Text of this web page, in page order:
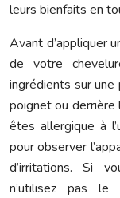
leurs bienfaits en
Avant d’appliquer
de votre
ingrédients sur une
poignet ou derrière
êtes allergique à
pour observer
d’irritations. Si
n’utilisez pas le